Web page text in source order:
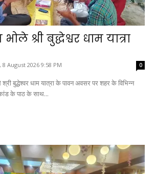
श्री बुद्धेश्वर धाम यात्रा
8 August 2026 9:58 PM 0
बुद्धेश्वर धाम यात्रा के पावन अवसर पर शहर के विभिन्न
के पाठ के साथ...